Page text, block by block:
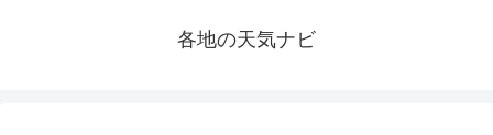
各地の天気ナビ